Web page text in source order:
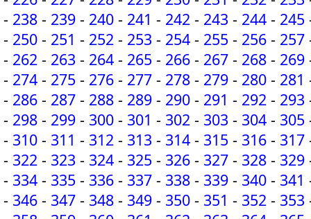
- 238 - 239 - 240 - 241 - 242 - 243 - 244 - 245
- 250 - 251 - 252 - 253 - 254 - 255 - 256 - 257
- 262 - 263 - 264 - 265 - 266 - 267 - 268 - 269
- 274 - 275 - 276 - 277 - 278 - 279 - 280 - 281
- 286 - 287 - 288 - 289 - 290 - 291 - 292 - 293
- 298 - 299 - 300 - 301 - 302 - 303 - 304 - 305
- 310 - 311 - 312 - 313 - 314 - 315 - 316 - 317
- 322 - 323 - 324 - 325 - 326 - 327 - 328 - 329
- 334 - 335 - 336 - 337 - 338 - 339 - 340 - 341
- 346 - 347 - 348 - 349 - 350 - 351 - 352 - 353